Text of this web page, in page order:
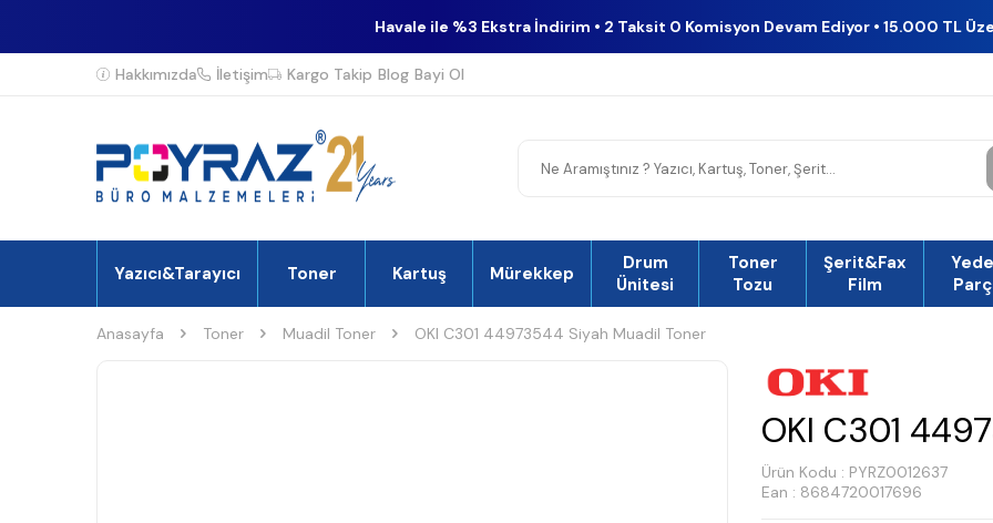
Havale ile %3 Ekstra İndirim • 2 Taksit 0 Komisyon Devam Ediyor • 15.000 TL
Hakkımızda İletişim Kargo Takip Blog Bayi Ol
Yazıcı&Tarayıcı Toner Kartuş Mürekkep
Drum
Ünitesi
Toner
Tozu
Şerit&Fax
Film
Anasayfa Toner Muadil Toner OKI C301 44973544 Siyah Muadil Toner
OKI C301
Ürün Kodu : PYRZ0012637
Ean : 8684720017696